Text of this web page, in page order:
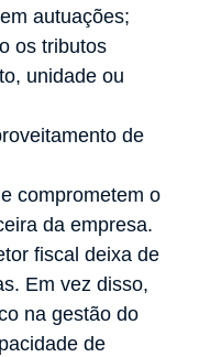
autuações;
os tributos
unidade ou
de
comprometem o
da empresa.
fiscal deixa de
Em vez disso,
na gestão do
de